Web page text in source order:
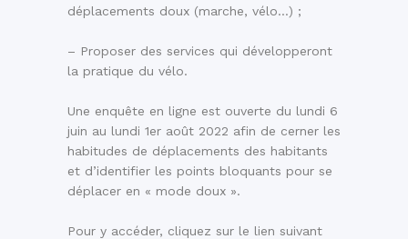
déplacements doux (marche, vélo…) ;
– Proposer des services qui développeront
la pratique du vélo.
Une enquête en ligne est ouverte du lundi 6
juin au lundi 1er août 2022 afin de cerner les
habitudes de déplacements des habitants
et d’identifier les points bloquants pour se
déplacer en « mode doux ».
Pour y accéder, cliquez sur le lien suivant